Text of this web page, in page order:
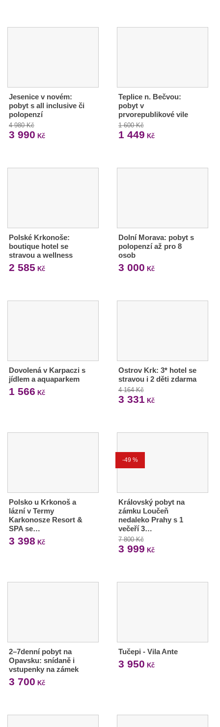
Jesenice v novém:
pobyt s all inclusive či
polopenzí
4 980 Kč
3 990 Kč
Teplice n. Bečvou:
pobyt v
prvorepublikové vile
1 600 Kč
1 449 Kč
Polské Krkonoše:
boutique hotel se
stravou a wellness
2 585 Kč
Dolní Morava: pobyt s
polopenzí až pro 8
osob
3 000 Kč
Dovolená v Karpaczi s
jídlem a aquaparkem
1 566 Kč
Ostrov Krk: 3* hotel se
stravou i 2 děti zdarma
4 164 Kč
3 331 Kč
Polsko u Krkonoš a
lázní v Termy
Karkonosze Resort &
SPA se…
3 398 Kč
-49 %
Královský pobyt na
zámku Loučeň
nedaleko Prahy s 1
večeří 3…
7 800 Kč
3 999 Kč
2–7denní pobyt na
Opavsku: snídaně i
vstupenky na zámek
3 700 Kč
Tučepi - Vila Ante
3 950 Kč